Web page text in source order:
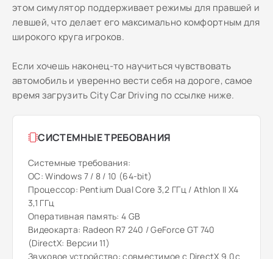
этом симулятор поддерживает режимы для правшей и
левшей, что делает его максимально комфортным для
широкого круга игроков.
Если хочешь наконец-то научиться чувствовать
автомобиль и уверенно вести себя на дороге, самое
время загрузить City Car Driving по ссылке ниже.
СИСТЕМНЫЕ ТРЕБОВАНИЯ
Системные требования:
ОС: Windows 7 / 8 / 10 (64-bit)
Процессор: Pentium Dual Core 3,2 ГГц / Athlon II X4
3,1 ГГц
Оперативная память: 4 GB
Видеокарта: Radeon R7 240 / GeForce GT 740
(DirectX: Версии 11)
Звуковое устройство: совместимое с DirectX 9.0с